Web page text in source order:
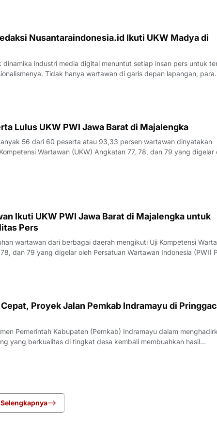
Nusantaraindonesia.id Ikuti UKW Madya di
dinamika industri media digital menuntut setiap insan pers untuk
Tidak hanya wartawan di garis depan lapangan, para
merasa perlu kembali bercermin dan menguji kapasitas diri demi
Lulus UKW PWI Jawa Barat di Majalengka
56 dari 60 peserta atau 93,33 persen wartawan dinyatakan
Wartawan (UKW) Angkatan 77, 78, dan 79 yang digelar
Juli 2026.Penguji UKW, Rita, menyampaikan hasil evaluasi
Ikuti UKW PWI Jawa Barat di Majalengka untuk
Pers
wartawan dari berbagai daerah mengikuti Uji Kompetensi
dan 79 yang digelar oleh Persatuan Wartawan Indonesia (PWI)
Rabu (22/7/2026).Pelaksana Tugas (Plt) Ketua PWI Jawa
Proyek Jalan Pemkab Indramayu di
Pemerintah Kabupaten (Pemkab) Indramayu dalam
yang berkualitas di tingkat desa kembali membuahkan hasil
yang apik antara pemangku kebijakan dan penyedia jasa, proyek
Selengkapnya